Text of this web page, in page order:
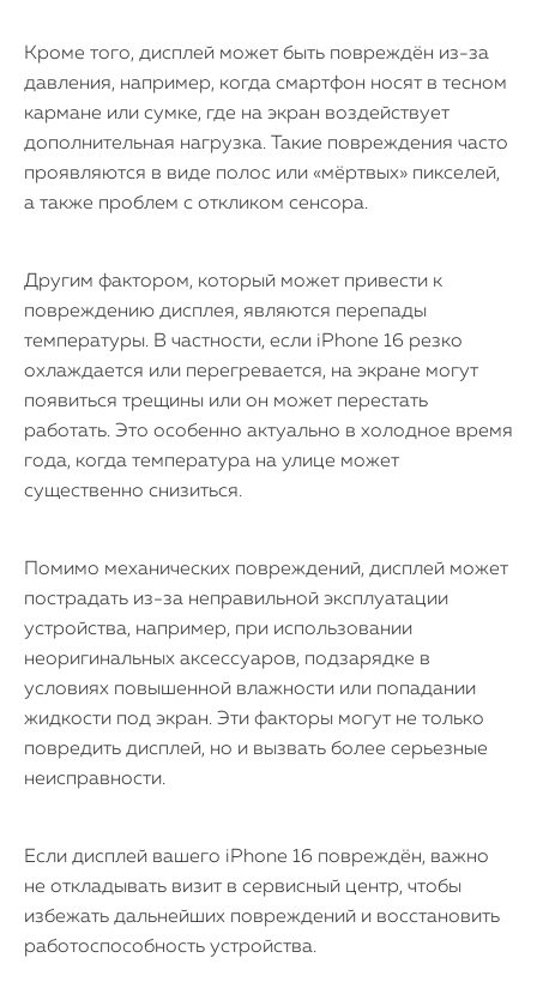
Кроме того, дисплей может быть повреждён из-за
давления, например, когда смартфон носят в тесном
кармане или сумке, где на экран воздействует
дополнительная нагрузка. Такие повреждения часто
проявляются в виде полос или «мёртвых» пикселей,
а также проблем с откликом сенсора.
Другим фактором, который может привести к
повреждению дисплея, являются перепады
температуры. В частности, если iPhone 16 резко
охлаждается или перегревается, на экране могут
появиться трещины или он может перестать
работать. Это особенно актуально в холодное время
года, когда температура на улице может
существенно снизиться.
Помимо механических повреждений, дисплей может
пострадать из-за неправильной эксплуатации
устройства, например, при использовании
неоригинальных аксессуаров, подзарядке в
условиях повышенной влажности или попадании
жидкости под экран. Эти факторы могут не только
повредить дисплей, но и вызвать более серьезные
неисправности.
Если дисплей вашего iPhone 16 повреждён, важно
не откладывать визит в сервисный центр, чтобы
избежать дальнейших повреждений и восстановить
работоспособность устройства.